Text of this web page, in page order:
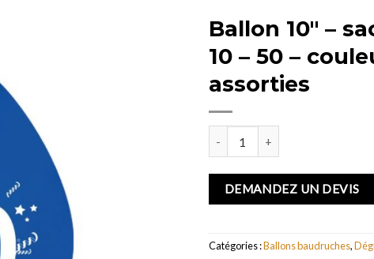
Ballon 10″ –
10 – 50 –
assorties
DEMANDEZ UN DEVIS
Catégories :Ballons baudruches,